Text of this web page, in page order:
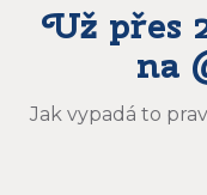
Už přes
na
Jak vypadá to